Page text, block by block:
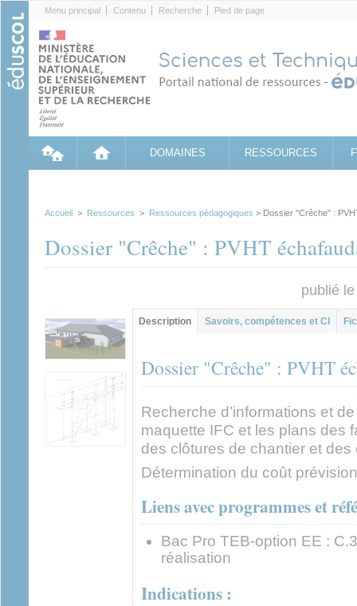
Menu principal Contenu Recherche Pied de page
DOMAINES RESSOURCES
Accueil > Ressources > Ressources pédagogiques > Dossier "Crêche" :
Dossier "Crêche" : PVHT
publié
Contenu principal
Description (onglet
actif)
Savoirs, compétences et CI
Dossier "Crêche" : PVHT
Recherche d’informations et
maquette IFC et les plans des
des clôtures de chantier et
Détermination du coût
Liens avec programmes et
Bac Pro TEB-option EE :
réalisation
Indications :